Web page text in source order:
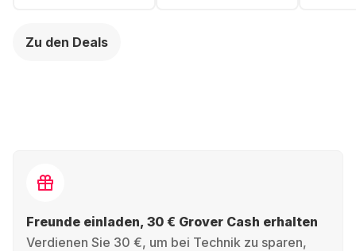
Zu den Deals
Freunde einladen, 30 € Grover Cash erhalten
Verdienen Sie 30 €, um bei Technik zu sparen,